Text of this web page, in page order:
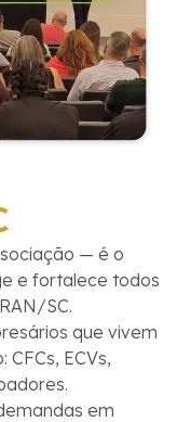
— é o
e fortalece todos
SC.
que vivem
ECVs,
em